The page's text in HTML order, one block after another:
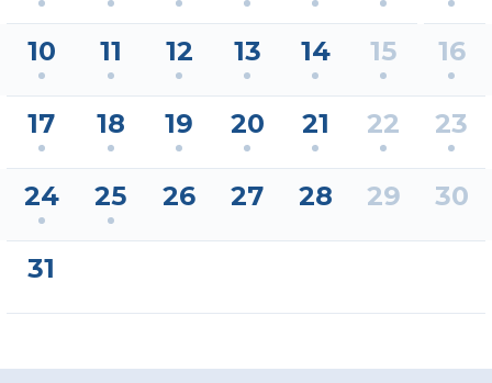
10 11 12 13 14 15 16
17 18 19 20 21 22 23
24 25 26 27 28 29 30
31